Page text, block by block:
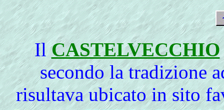
Il CASTELVECCHIO
secondo la tradizione
risultava ubicato in sito